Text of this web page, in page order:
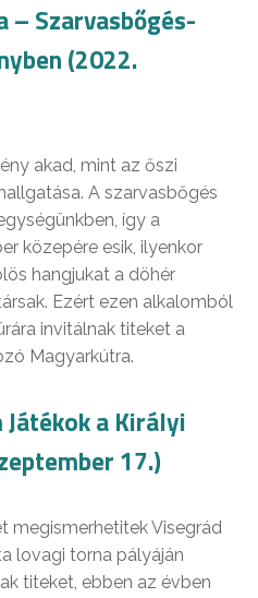
– Szarvasbőgés-
(2022.
akad, mint az őszi
A szarvasbőgés
így a
közepére esik, ilyenkor
hangjukat a döhér
Ezért ezen alkalomból
invitálnak titeket a
Magyarkútra.
a Királyi
17.)
megismerhetitek Visegrád
lovagi torna pályáján
titeket, ebben az évben